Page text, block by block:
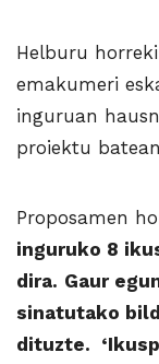
Helburu
emakumeri
inguruan
proiektu
Proposamen
inguruko 8
dira. Gaur
sinatutako
dituzte.